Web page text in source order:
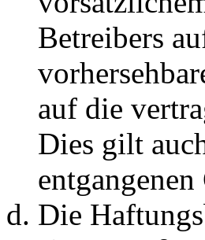
Betreibers
auf die
Dies gilt
Die